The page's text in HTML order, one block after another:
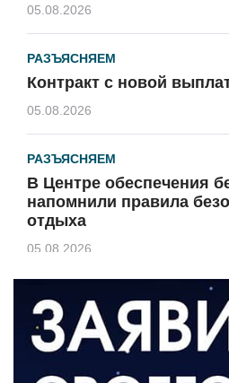
05.08.2026
РАЗЪЯСНЯЕМ
Контракт с новой
05.08.2026
РАЗЪЯСНЯЕМ
В Центре обеспечения
напомнили правила
отдыха
05.08.2026
КУЛЬТУРА
Афиша Зеленоградска
04.08.2026